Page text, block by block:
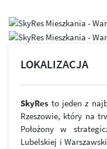
LOKALIZACJA
SkyRes to jeden z
Rzeszowie, który na
Położony w
Lubelskiej i